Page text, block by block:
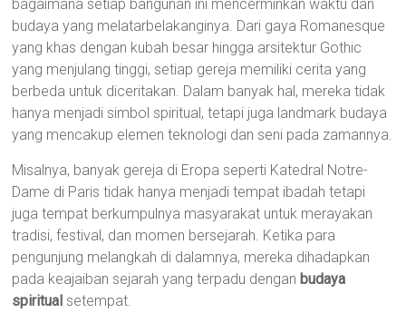
bagaimana setiap bangunan ini mencerminkan waktu dan
budaya yang melatarbelakanginya. Dari gaya Romanesque
yang khas dengan kubah besar hingga arsitektur Gothic
yang menjulang tinggi, setiap gereja memiliki cerita yang
berbeda untuk diceritakan. Dalam banyak hal, mereka tidak
hanya menjadi simbol spiritual, tetapi juga landmark budaya
yang mencakup elemen teknologi dan seni pada zamannya.
Misalnya, banyak gereja di Eropa seperti Katedral Notre-
Dame di Paris tidak hanya menjadi tempat ibadah tetapi
juga tempat berkumpulnya masyarakat untuk merayakan
tradisi, festival, dan momen bersejarah. Ketika para
pengunjung melangkah di dalamnya, mereka dihadapkan
pada keajaiban sejarah yang terpadu dengan budaya
spiritual setempat.